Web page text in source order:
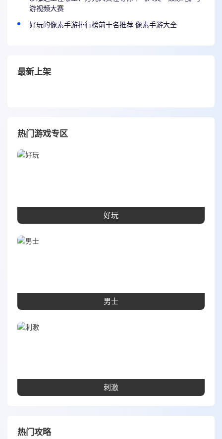
游视频大赛
好玩的像素手游排行榜前十名推荐 像素手游大全
最新上架
热门游戏专区
好玩
男士
刺激
热门攻略